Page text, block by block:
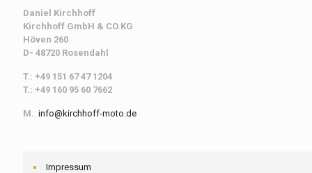
Daniel Kirchhoff
Kirchhoff GmbH & CO.KG
Höven 260
D- 48720 Rosendahl
T.: +49 151 67 47 1204
T.: +49 160 95 60 7662
M.: info@kirchhoff-moto.de
Impressum